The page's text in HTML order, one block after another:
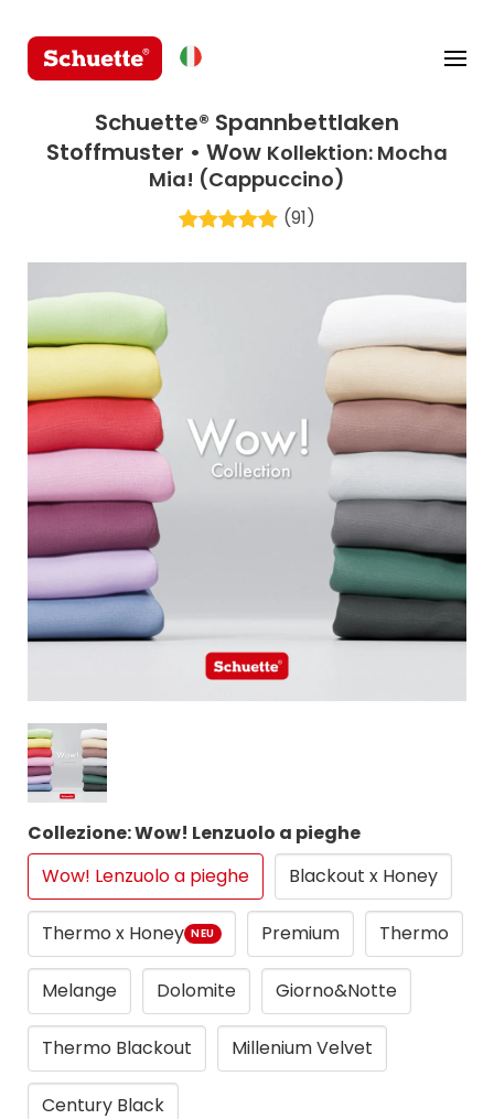
Schuette® Spannbettlaken
Stoffmuster • Wow Kollektion: Mocha
Mia! (Cappuccino)
(91)
Collezione: Wow! Lenzuolo a pieghe
Wow! Lenzuolo a pieghe
Blackout x Honey
Thermo x Honey NEU Premium Thermo
Melange Dolomite Giorno&Notte
Thermo Blackout Millenium Velvet
Century Black